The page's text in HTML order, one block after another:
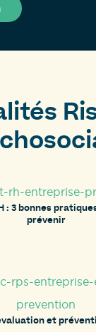
: 3 bonnes
prévenir
et